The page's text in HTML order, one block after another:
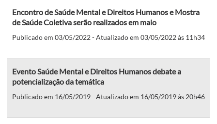
Encontro de Saúde Mental e Direitos Humanos e Mostra
de Saúde Coletiva serão realizados em maio
Publicado em 03/05/2022 - Atualizado em 03/05/2022 às 11h34
Evento Saúde Mental e Direitos Humanos debate a
potencialização da temática
Publicado em 16/05/2019 - Atualizado em 16/05/2019 às 20h46